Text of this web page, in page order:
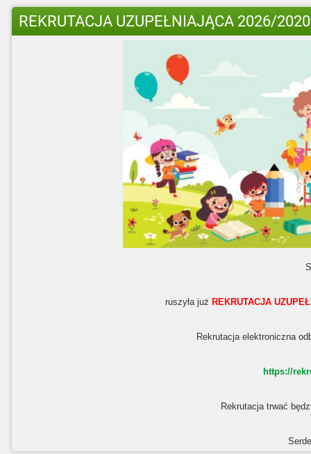
REKRUTACJA UZUPEŁNIAJĄCA 2026/
ruszyła już REKRUTACJA
Rekrutacja elektroniczna
https://
Rekrutacja trwać